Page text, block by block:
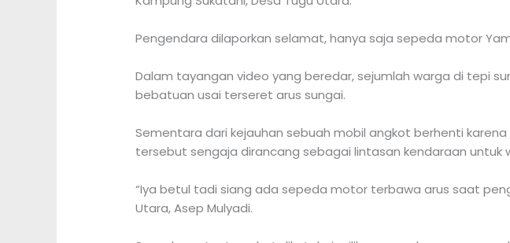
Pengendara dilaporkan selamat, hanya saja sepeda motor
Dalam tayangan video yang beredar, sejumlah warga di tepi
bebatuan usai terseret arus sungai.
Sementara dari kejauhan sebuah mobil angkot berhenti
tersebut sengaja dirancang sebagai lintasan kendaraan untuk
“Iya betul tadi siang ada sepeda motor terbawa arus saat
Utara, Asep Mulyadi.